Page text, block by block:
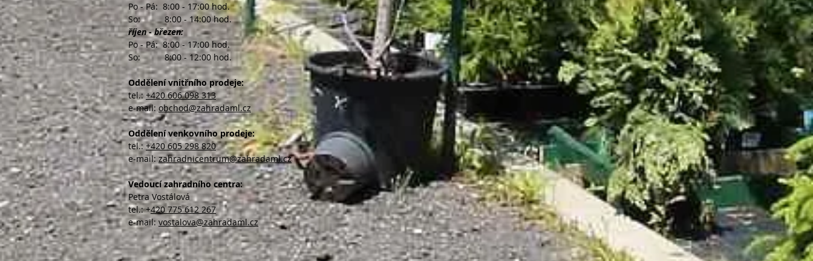
Po - Pá: 8:00 - 17:00 hod.
So: 8:00 - 14:00 hod.
říjen - březen:
Po - Pá: 8:00 - 17:00 hod.
So: 8:00 - 12:00 hod.
Oddělení vnitřního prodeje:
tel.:+420 606 098 313
e-mail: obchod@zahradaml.cz
Oddělení venkovního prodeje:
tel.:+420 605 298 820
e-mail:zahradnicentrum@zahradaml.cz
Vedoucí zahradního centra:
Petra Vostálová
tel.: +420 775 612 267
e-mail: vostalova@zahradaml.cz